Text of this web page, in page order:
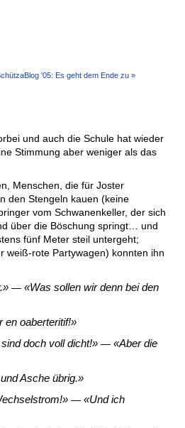
'05: Es geht dem Ende zu »
und auch die Schule hat wieder
Stimmung aber weniger als das
Menschen, die für Joster
den Stengeln kauen (keine
vom Schwanenkeller, der sich
über die Böschung springt… und
fünf Meter steil untergeht;
weiß-rote Partywagen) konnten ihn
— Was sollen wir denn bei den
en oaberteritif!
doch voll dicht!
— Aber die
Asche übrig.
— Und ich